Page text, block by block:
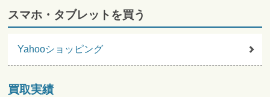
スマホ・タブレットを買う
Yahooショッピング
買取実績